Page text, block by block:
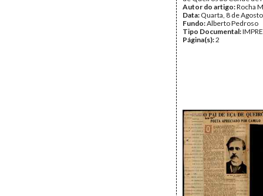
Autor do artigo:Rocha
Data: Quarta, 8 de
Fundo:Alberto Pedroso
Tipo Documental:
Página(s):2